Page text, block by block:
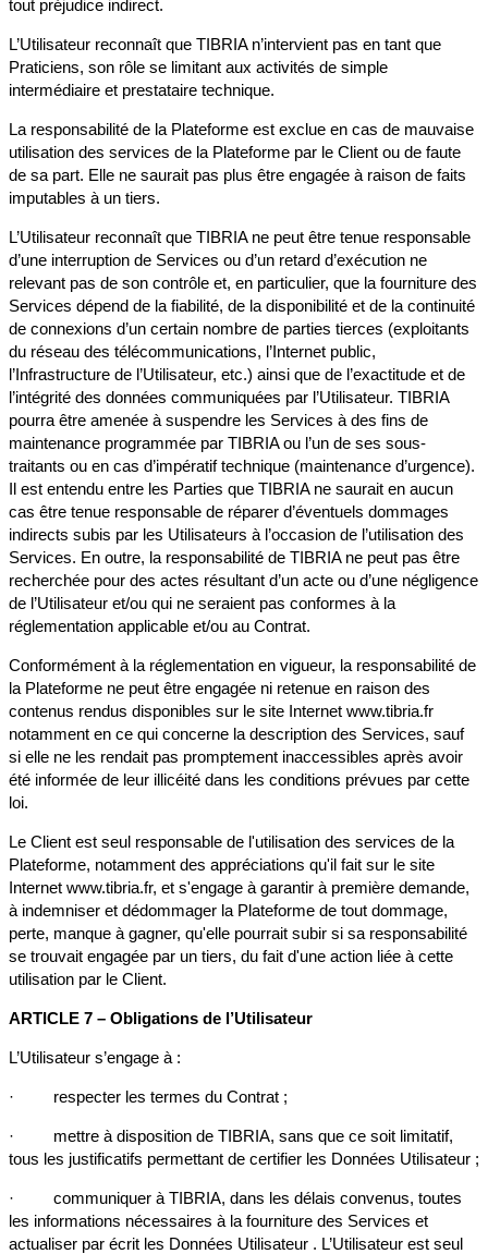
tout préjudice indirect.
L’Utilisateur reconnaît que TIBRIA n’intervient pas en tant que
Praticiens, son rôle se limitant aux activités de simple
intermédiaire et prestataire technique.
La responsabilité de la Plateforme est exclue en cas de mauvaise
utilisation des services de la Plateforme par le Client ou de faute
de sa part. Elle ne saurait pas plus être engagée à raison de faits
imputables à un tiers.
L’Utilisateur reconnaît que TIBRIA ne peut être tenue responsable
d’une interruption de Services ou d’un retard d’exécution ne
relevant pas de son contrôle et, en particulier, que la fourniture des
Services dépend de la fiabilité, de la disponibilité et de la continuité
de connexions d’un certain nombre de parties tierces (exploitants
du réseau des télécommunications, l’Internet public,
l’Infrastructure de l’Utilisateur, etc.) ainsi que de l’exactitude et de
l’intégrité des données communiquées par l’Utilisateur. TIBRIA
pourra être amenée à suspendre les Services à des fins de
maintenance programmée par TIBRIA ou l’un de ses sous-
traitants ou en cas d’impératif technique (maintenance d’urgence).
Il est entendu entre les Parties que TIBRIA ne saurait en aucun
cas être tenue responsable de réparer d’éventuels dommages
indirects subis par les Utilisateurs à l’occasion de l’utilisation des
Services. En outre, la responsabilité de TIBRIA ne peut pas être
recherchée pour des actes résultant d’un acte ou d’une négligence
de l’Utilisateur et/ou qui ne seraient pas conformes à la
réglementation applicable et/ou au Contrat.
Conformément à la réglementation en vigueur, la responsabilité de
la Plateforme ne peut être engagée ni retenue en raison des
contenus rendus disponibles sur le site Internet www.tibria.fr
notamment en ce qui concerne la description des Services, sauf
si elle ne les rendait pas promptement inaccessibles après avoir
été informée de leur illicéité dans les conditions prévues par cette
loi.
Le Client est seul responsable de l'utilisation des services de la
Plateforme, notamment des appréciations qu'il fait sur le site
Internet www.tibria.fr, et s'engage à garantir à première demande,
à indemniser et dédommager la Plateforme de tout dommage,
perte, manque à gagner, qu'elle pourrait subir si sa responsabilité
se trouvait engagée par un tiers, du fait d'une action liée à cette
utilisation par le Client.
ARTICLE 7 – Obligations de l’Utilisateur
L’Utilisateur s’engage à :
· respecter les termes du Contrat ;
· mettre à disposition de TIBRIA, sans que ce soit limitatif,
tous les justificatifs permettant de certifier les Données Utilisateur ;
· communiquer à TIBRIA, dans les délais convenus, toutes
les informations nécessaires à la fourniture des Services et
actualiser par écrit les Données Utilisateur . L’Utilisateur est seul